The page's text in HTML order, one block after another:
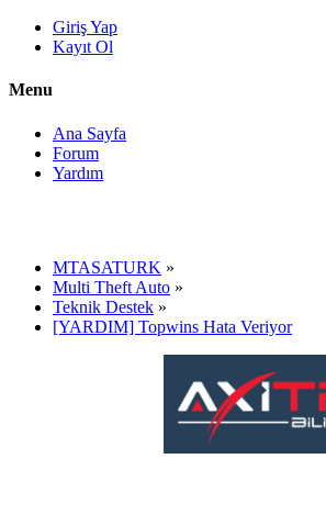
Giriş Yap
Kayıt Ol
Menu
Ana Sayfa
Forum
Yardım
MTASATURK »
Multi Theft Auto »
Teknik Destek »
[YARDIM] Topwins Hata Veriyor